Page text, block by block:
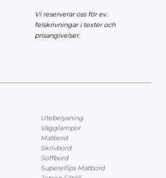
Vi reserverar oss för ev.
felskrivningar i texter och
prisangivelser.
Utebelysning
Vägglampor
Matbord
Skrivbord
Soffbord
Superellips Matbord